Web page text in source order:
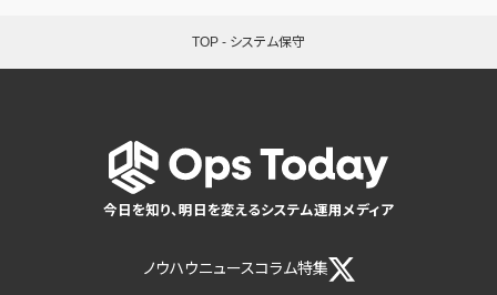
TOP - システム保守
今日を知り、明日を変えるシステム運用メディア
ノウハウニュースコラム特集